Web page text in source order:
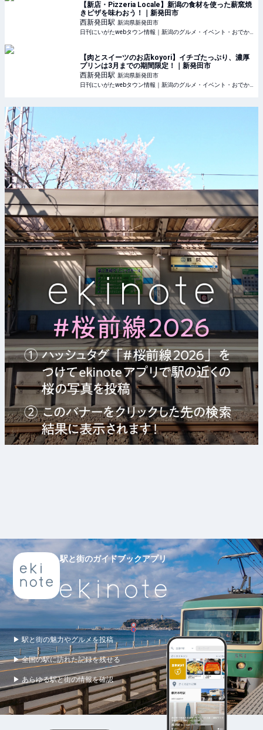
【新店・Pizzeria Locale】新潟の食材を使った薪窯焼
きピザを味わおう！｜新発田市
西新発田駅 新潟県新発田市
【肉とスイーツのお店koyori】イチゴたっぷり、濃厚
プリンは3月までの期間限定！｜新発田市
西新発田駅 新潟県新発田市
駅と街のガイドブックアプリ
▶ 駅と街の魅力やグルメを投稿
▶ 全国の駅に訪れた記録を残せる
▶ あらゆる駅と街の情報を確認